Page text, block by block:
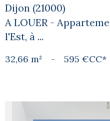
Dijon (21000)
A LOUER -
l'Est, à ...
32,66 m² - 595 €CC*